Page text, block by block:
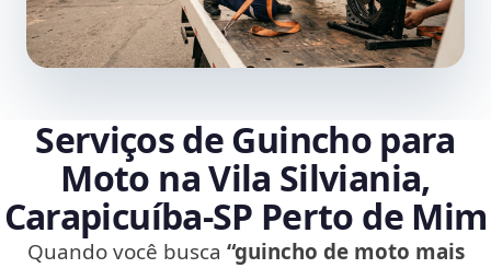
Serviços de Guincho para
Moto na Vila Silviania,
Carapicuíba‑SP Perto de Mim
Quando você busca “guincho de moto mais